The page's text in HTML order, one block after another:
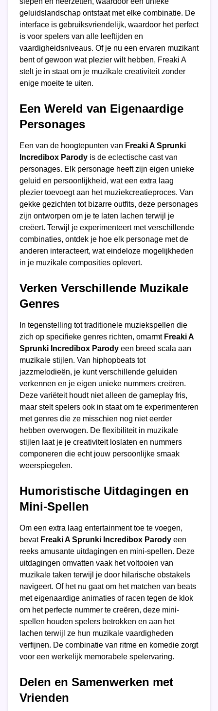
geluidslandschap ontstaat met elke combinatie. De
interface is gebruiksvriendelijk, waardoor het perfect
is voor spelers van alle leeftijden en
vaardigheidsniveaus. Of je nu een ervaren muzikant
bent of gewoon wat plezier wilt hebben, Freaki A
stelt je in staat om je muzikale creativiteit zonder
enige moeite te uiten.
Een Wereld van Eigenaardige
Personages
Een van de hoogtepunten van Freaki A Sprunki
Incredibox Parody is de eclectische cast van
personages. Elk personage heeft zijn eigen unieke
geluid en persoonlijkheid, wat een extra laag
plezier toevoegt aan het muziekcreatieproces. Van
gekke gezichten tot bizarre outfits, deze personages
zijn ontworpen om je te laten lachen terwijl je
creëert. Terwijl je experimenteert met verschillende
combinaties, ontdek je hoe elk personage met de
anderen interacteert, wat eindeloze mogelijkheden
in je muzikale composities oplevert.
Verken Verschillende Muzikale
Genres
In tegenstelling tot traditionele muziekspellen die
zich op specifieke genres richten, omarmt Freaki A
Sprunki Incredibox Parody een breed scala aan
muzikale stijlen. Van hiphopbeats tot
jazzmelodieën, je kunt verschillende geluiden
verkennen en je eigen unieke nummers creëren.
Deze variëteit houdt niet alleen de gameplay fris,
maar stelt spelers ook in staat om te experimenteren
met genres die ze misschien nog niet eerder
hebben overwogen. De flexibiliteit in muzikale
stijlen laat je je creativiteit loslaten en nummers
componeren die echt jouw persoonlijke smaak
weerspiegelen.
Humoristische Uitdagingen en
Mini-Spellen
Om een extra laag entertainment toe te voegen,
bevat Freaki A Sprunki Incredibox Parody een
reeks amusante uitdagingen en mini-spellen. Deze
uitdagingen omvatten vaak het voltooien van
muzikale taken terwijl je door hilarische obstakels
navigeert. Of het nu gaat om het matchen van beats
met eigenaardige animaties of racen tegen de klok
om het perfecte nummer te creëren, deze mini-
spellen houden spelers betrokken en aan het
lachen terwijl ze hun muzikale vaardigheden
verfijnen. De combinatie van ritme en komedie zorgt
voor een werkelijk memorabele spelervaring.
Delen en Samenwerken met
Vrienden